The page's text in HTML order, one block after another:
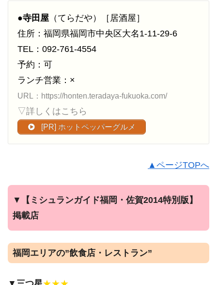
●寺田屋 （てらだや）［居酒屋］
住所：福岡県福岡市中央区大名1-11-29-6
TEL：092-761-4554
予約：可
ランチ営業：×
URL：https://honten.teradaya-fukuoka.com/
▽詳しくはこちら
[PR] ホットペッパーグルメ
▲ページTOPへ
▼
【ミシュランガイド福岡・佐賀2014特別版】
掲載店
福岡エリアの”飲食店・レストラン”